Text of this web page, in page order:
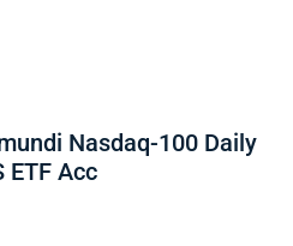
Nasdaq-100 Daily
ETF Acc